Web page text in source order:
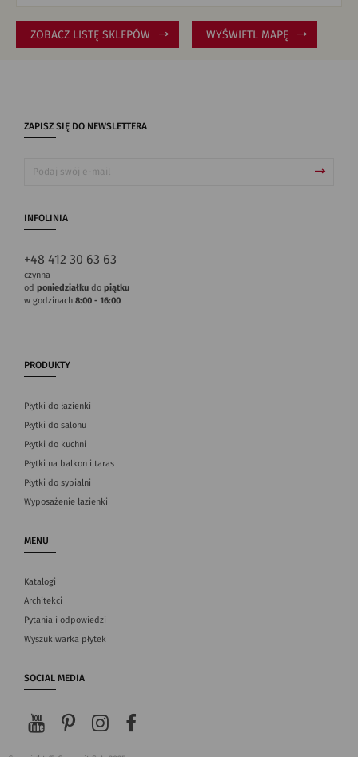
ZOBACZ LISTĘ SKLEPÓW WYŚWIETL MAPĘ
ZAPISZ SIĘ DO NEWSLETTERA
INFOLINIA
+48 412 30 63 63
czynna
od poniedziałku do piątku
w godzinach 8:00 - 16:00
PRODUKTY
Płytki do łazienki
Płytki do salonu
Płytki do kuchni
Płytki na balkon i taras
Płytki do sypialni
Wyposażenie łazienki
MENU
Katalogi
Architekci
Pytania i odpowiedzi
Wyszukiwarka płytek
SOCIAL MEDIA